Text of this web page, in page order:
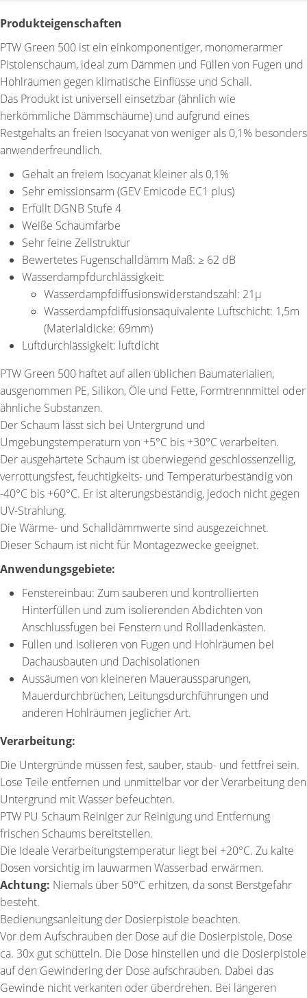
Produkteigenschaften
PTW Green 500 ist ein einkomponentiger, monomerarmer
Pistolenschaum, ideal zum Dämmen und Füllen von Fugen und
Hohlräumen gegen klimatische Einflüsse und Schall.
Das Produkt ist universell einsetzbar (ähnlich wie
herkömmliche Dämmschäume) und aufgrund eines
Restgehalts an freien Isocyanat von weniger als 0,1% besonders
anwenderfreundlich.
Gehalt an freiem Isocyanat kleiner als 0,1%
Sehr emissionsarm (GEV Emicode EC1 plus)
Erfüllt DGNB Stufe 4
Weiße Schaumfarbe
Sehr feine Zellstruktur
Bewertetes Fugenschalldämm Maß: ≥ 62 dB
Wasserdampfdurchlässigkeit:
Wasserdampfdiffusionswiderstandszahl: 21μ
Wasserdampfdiffusionsäquivalente Luftschicht: 1,5m
(Materialdicke: 69mm)
Luftdurchlässigkeit: luftdicht
PTW Green 500 haftet auf allen üblichen Baumaterialien,
ausgenommen PE, Silikon, Öle und Fette, Formtrennmittel oder
ähnliche Substanzen.
Der Schaum lässt sich bei Untergrund und
Umgebungstemperaturn von +5°C bis +30°C verarbeiten.
Der ausgehärtete Schaum ist überwiegend geschlossenzellig,
verrottungsfest, feuchtigkeits- und Temperaturbeständig von
-40°C bis +60°C. Er ist alterungsbeständig, jedoch nicht gegen
UV-Strahlung.
Die Wärme- und Schalldämmwerte sind ausgezeichnet.
Dieser Schaum ist nicht für Montagezwecke geeignet.
Anwendungsgebiete:
Fenstereinbau: Zum sauberen und kontrollierten
Hinterfüllen und zum isolierenden Abdichten von
Anschlussfugen bei Fenstern und Rollladenkästen.
Füllen und isolieren von Fugen und Hohlräumen bei
Dachausbauten und Dachisolationen
Aussäumen von kleineren Maueraussparungen,
Mauerdurchbrüchen, Leitungsdurchführungen und
anderen Hohlräumen jeglicher Art.
Verarbeitung:
Die Untergründe müssen fest, sauber, staub- und fettfrei sein.
Lose Teile entfernen und unmittelbar vor der Verarbeitung den
Untergrund mit Wasser befeuchten.
PTW PU Schaum Reiniger zur Reinigung und Entfernung
frischen Schaums bereitstellen.
Die Ideale Verarbeitungstemperatur liegt bei +20°C. Zu kalte
Dosen vorsichtig im lauwarmen Wasserbad erwärmen.
Achtung: Niemals über 50°C erhitzen, da sonst Berstgefahr
besteht.
Bedienungsanleitung der Dosierpistole beachten.
Vor dem Aufschrauben der Dose auf die Dosierpistole, Dose
ca. 30x gut schütteln. Die Dose hinstellen und die Dosierpistole
auf den Gewindering der Dose aufschrauben. Dabei das
Gewinde nicht verkanten oder überdrehen. Bei längeren